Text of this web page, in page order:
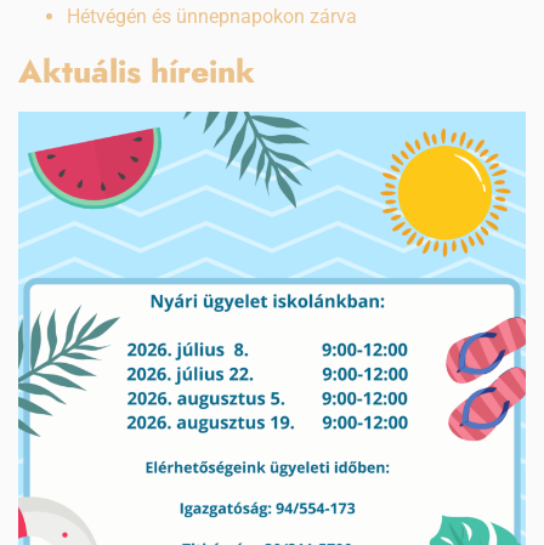
Hétvégén és ünnepnapokon zárva
Aktuális híreink